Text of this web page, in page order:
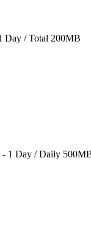
Day / Total 200MB
- 1 Day / Daily